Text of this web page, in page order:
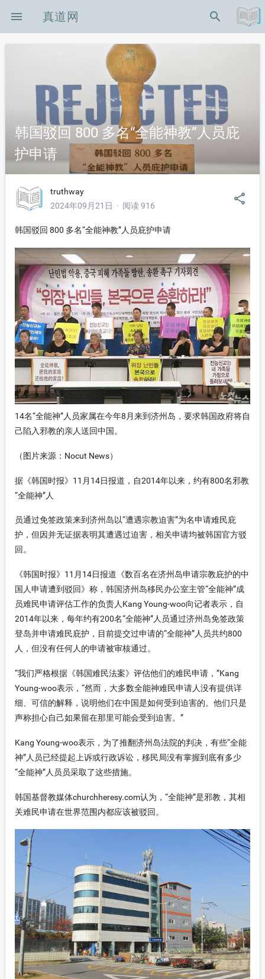
menu 真道网 search
shouye
zuixinzixun
xinyang
icon_lishi
4
fupinjiuzhu
韩国驳回 800 多名“全能神教”人员庇
护申请
truthway
2024年09月21日 · 阅读 916
share
韩国驳回 800 多名“全能神教”人员庇护申请
14名“全能神”人员家属在今年8月来到济州岛，要求韩国政府将自
己陷入邪教的亲人送回中国。
（图片来源：Nocut News）
据《韩国时报》11月14日报道，自2014年以来，约有800名邪教
“全能神”人
员通过免签政策来到济州岛以“遭遇宗教迫害”为名申请难民庇
护，但因并无证据表明其遭遇过迫害，相关申请均被韩国官方驳
回。
《韩国时报》11月14日报道《数百名在济州岛申请宗教庇护的中
国人申请遭到驳回》称，韩国济州岛移民办公室主管“全能神”成
员难民申请评估工作的负责人Kang Young-woo向记者表示，自
2014年以来，每年约有200名“全能神”人员通过济州岛免签政策
登岛并申请难民庇护，目前提交过申请的“全能神”人员共约800
人，但没有任何人的申请被审核通过。
“我们严格根据《韩国难民法案》评估他们的难民申请，”Kang
Young-woo表示，“然而，大多数全能神难民申请人没有提供详
细、可信的解释，说明他们在中国是如何受到迫害的。他们只是
声称担心自己如果留在那里可能会受到迫害。”
Kang Young-woo表示，为了推翻济州岛法院的判决，有些“全能
神”人员已经提起上诉或行政诉讼，移民局没有掌握到底有多少
“全能神”人员员采取了这些措施。
韩国基督教媒体churchheresy.com认为，“全能神”是邪教，其相
关难民申请在世界范围内都应该被驳回。